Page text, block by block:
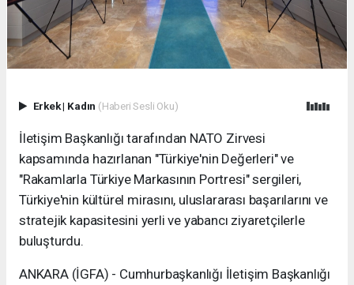
Erkek| Kadın (Haberi Sesli Oku)
İletişim Başkanlığı tarafından NATO Zirvesi
kapsamında hazırlanan "Türkiye'nin Değerleri" ve
"Rakamlarla Türkiye Markasının Portresi" sergileri,
Türkiye'nin kültürel mirasını, uluslararası başarılarını ve
stratejik kapasitesini yerli ve yabancı ziyaretçilerle
buluşturdu.
ANKARA (İGFA) - Cumhurbaşkanlığı İletişim Başkanlığı